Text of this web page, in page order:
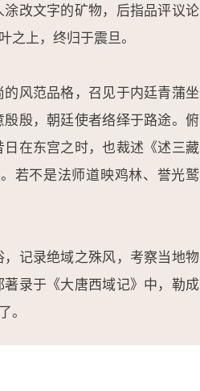
改文字的矿物，后指品评议论
上，终归于震旦。
风范品格，召见于内廷青蒲坐
殷，朝廷使者络绎于路途。俯
在东宫之时，也裁述《述三藏
若不是法师道映鸡林、誉光鹫
记录绝域之殊风，考察当地物
录于《大唐西域记》中，勒成
。